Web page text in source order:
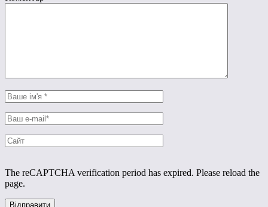
The reCAPTCHA verification period has expired. Please reload the
page.